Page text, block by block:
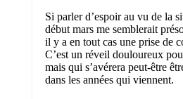
Si parler d’espoir au vu de la
début mars me semblerait
il y a en tout cas une prise de
C’est un réveil douloureux
mais qui s’avérera peut-être
dans les années qui viennent.